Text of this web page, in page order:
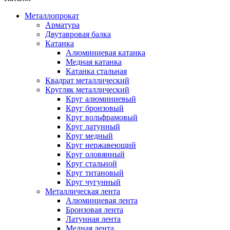
Металлопрокат
Арматура
Двутавровая балка
Катанка
Алюминиевая катанка
Медная катанка
Катанка стальная
Квадрат металлический
Кругляк металлический
Круг алюминиевый
Круг бронзовый
Круг вольфрамовый
Круг латунный
Круг медный
Круг нержавеющий
Круг оловянный
Круг стальной
Круг титановый
Круг чугунный
Металлическая лента
Алюминиевая лента
Бронзовая лента
Латунная лента
Медная лента